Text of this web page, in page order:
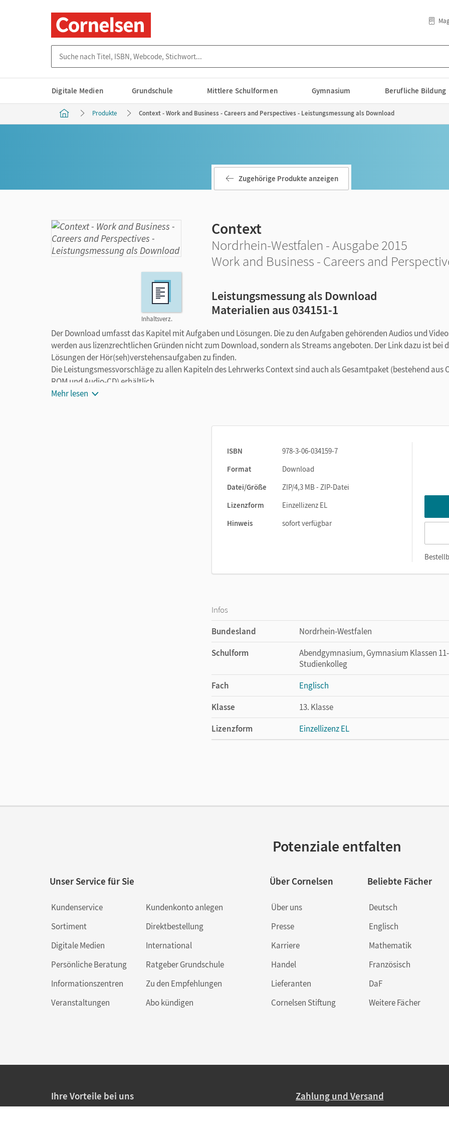
Digitale Medien Grundschule Mittlere Schulformen Gymnasium Berufliche Bildung
Produkte Context - Work and Business - Careers and Perspectives - Leistungsmessung als Download
Inhaltsverz.
Zugehörige Produkte anzeigen
Context
Nordrhein-Westfalen - Ausgabe 2015
Work and Business - Careers and
Leistungsmessung als Download
Materialien aus 034151-1
Der Download umfasst das Kapitel mit Aufgaben und Lösungen. Die zu den Aufgaben gehörenden Audios und
werden aus lizenzrechtlichen Gründen nicht zum Download, sondern als Streams angeboten. Der Link dazu ist bei
Lösungen der Hör(seh)verstehensaufgaben zu finden.
Die Leistungsmessvorschläge zu allen Kapiteln des Lehrwerks Context sind auch als Gesamtpaket (bestehend aus
ROM und Audio-CD) erhältlich.
Mehr lesen
ISBN
978-3-06-034159-7
Format
Download
Datei/Größe
ZIP/4,3 MB - ZIP-Datei
Lizenzform
Einzellizenz EL
Hinweis
sofort verfügbar
Infos
Bundesland
Nordrhein-Westfalen
Schulform
Abendgymnasium, Gymnasium Klassen
Studienkolleg
Fach
Englisch
Klasse
13. Klasse
Lizenzform
Einzellizenz EL
Potenziale entfalten
Unser Service für Sie
Kundenservice
Sortiment
Digitale Medien
Persönliche Beratung
Informationszentren
Veranstaltungen
Kundenkonto anlegen
Direktbestellung
International
Ratgeber Grundschule
Zu den Empfehlungen
Abo kündigen
Über Cornelsen
Über uns
Presse
Karriere
Handel
Lieferanten
Cornelsen Stiftung
Beliebte Fächer
Deutsch
Englisch
Mathematik
Französisch
DaF
Weitere Fächer
Ihre Vorteile bei uns Zahlung und Versand